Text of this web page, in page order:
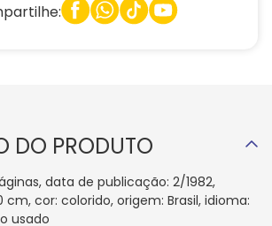
DO PRODUTO
data de publicação: 2/1982,
cm, cor: colorido, origem: Brasil, idioma:
usado